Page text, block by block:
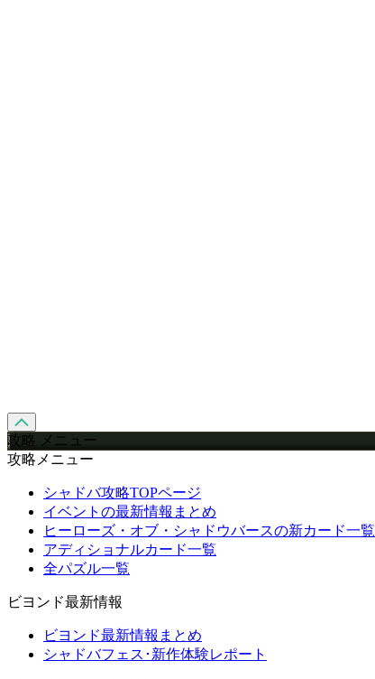
攻略 メニュー
攻略メニュー
シャドバ攻略TOPページ
イベントの最新情報まとめ
ヒーローズ・オブ・シャドウバースの新カード一覧
アディショナルカード一覧
全パズル一覧
ビヨンド最新情報
ビヨンド最新情報まとめ
シャドバフェス･新作体験レポート